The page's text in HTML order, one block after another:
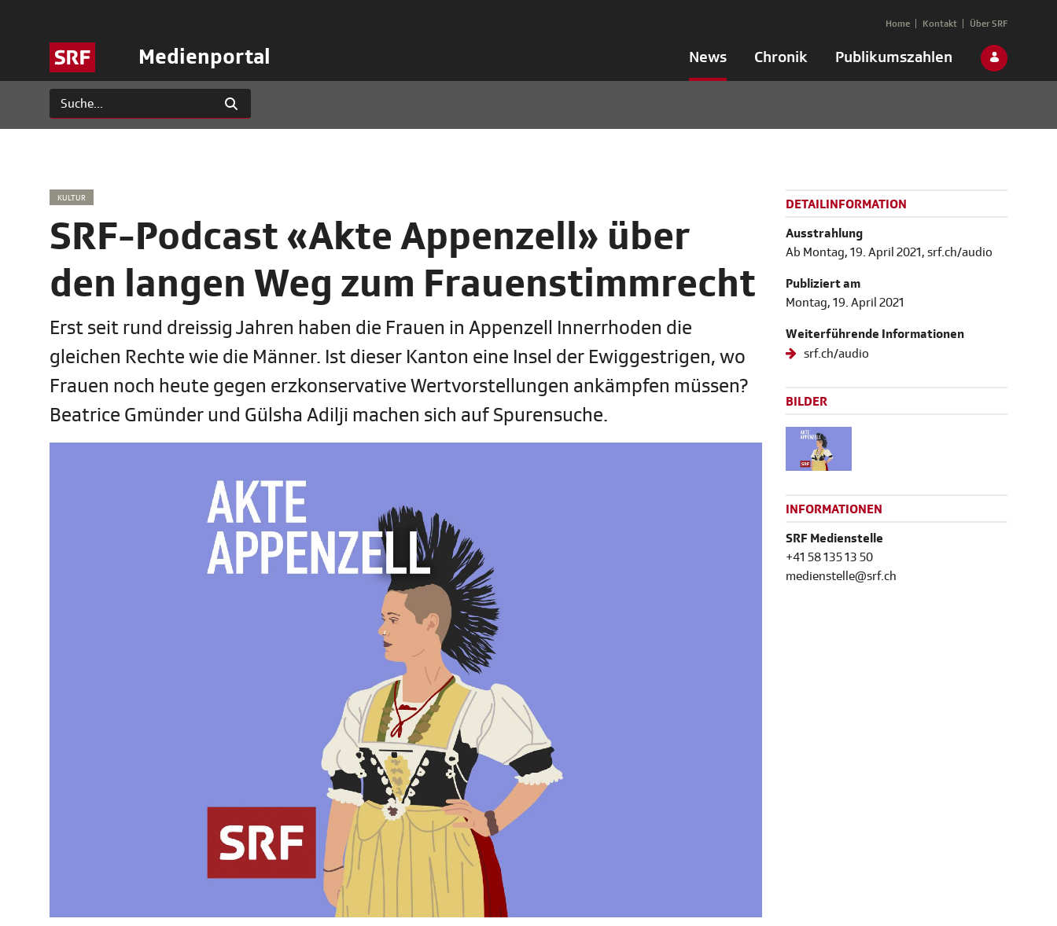
Medienportal News Chronik Publikumszahlen
Home Kontakt Über SRF
KULTUR
SRF-Podcast «Akte Appenzell» über
den langen Weg zum Frauenstimmrecht
Erst seit rund dreissig Jahren haben die Frauen in Appenzell Innerrhoden die
gleichen Rechte wie die Männer. Ist dieser Kanton eine Insel der Ewiggestrigen, wo
Frauen noch heute gegen erzkonservative Wertvorstellungen ankämpfen müssen?
Beatrice Gmünder und Gülsha Adilji machen sich auf Spurensuche.
DETAILINFORMATION
Ausstrahlung
Ab Montag, 19. April 2021, srf.ch/audio
Publiziert am
Montag, 19. April 2021
Weiterführende Informationen
srf.ch/audio
BILDER
INFORMATIONEN
SRF Medienstelle
+41 58 135 13 50
medienstelle@srf.ch